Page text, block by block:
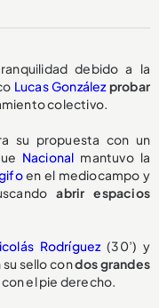
debido a la
Lucas González probar
colectivo.
su propuesta con un
Nacional mantuvo la
en el mediocampo y
abrir espacios
Rodríguez (30’) y
su sello condos grandes
el pie derecho.